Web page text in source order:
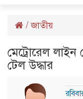
/জাতীয়
মেট্রোরেল
টেল উদ্ধার